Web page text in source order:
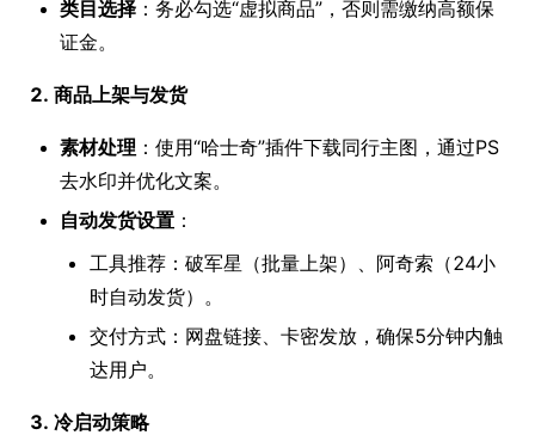
类目选择 ：务必勾选“虚拟商品”，否则需缴纳高额保
证金。
2. 商品上架与发货
素材处理 ：使用“哈士奇”插件下载同行主图，通过PS
去水印并优化文案。
自动发货设置 ：
工具推荐：破军星（批量上架）、阿奇索（24小
时自动发货）。
交付方式：网盘链接、卡密发放，确保5分钟内触
达用户。
3. 冷启动策略